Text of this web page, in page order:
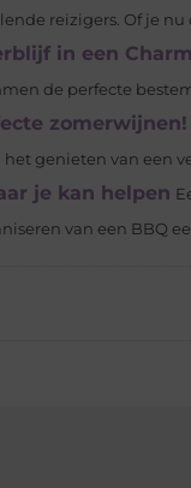
reizigers. Of je nu
in een
de perfecte
zomerwijnen!
genieten van een
je kan helpen
van een BBQ